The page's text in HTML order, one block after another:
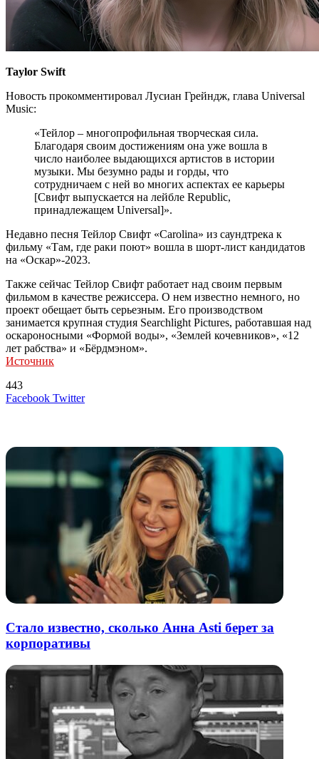
Taylor Swift
Новость прокомментировал Лусиан Грейндж, глава Universal
Music:
«Тейлор – многопрофильная творческая сила.
Благодаря своим достижениям она уже вошла в
число наиболее выдающихся артистов в истории
музыки. Мы безумно рады и горды, что
сотрудничаем с ней во многих аспектах ее карьеры
[Свифт выпускается на лейбле Republic,
принадлежащем Universal]».
Недавно песня Тейлор Свифт «Carolina» из саундтрека к
фильму «Там, где раки поют» вошла в шорт-лист кандидатов
на «Оскар»-2023.
Также сейчас Тейлор Свифт работает над своим первым
фильмом в качестве режиссера. О нем известно немного, но
проект обещает быть серьезным. Его производством
занимается крупная студия Searchlight Pictures, работавшая над
оскароносными «Формой воды», «Землей кочевников», «12
лет рабства» и «Бёрдмэном».
Источник
443
Facebook TwitterLinkedIn
Tumblr
Reddit
Вконтакте
Одноклассники
Skype
Messenger
Messenger
WhatsApp
Telegram
Viber
Line
Поделиться
Печатать
Стало известно, сколько Анна Asti берет за
корпоративы